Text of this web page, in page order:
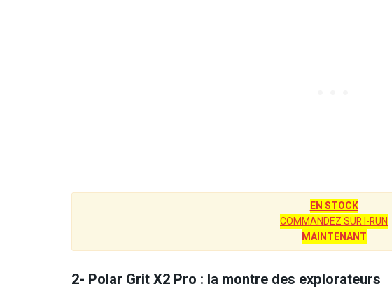
EN STOCK
COMMANDEZ SUR I-RUN
MAINTENANT
2- Polar Grit X2 Pro : la montre des explorateurs